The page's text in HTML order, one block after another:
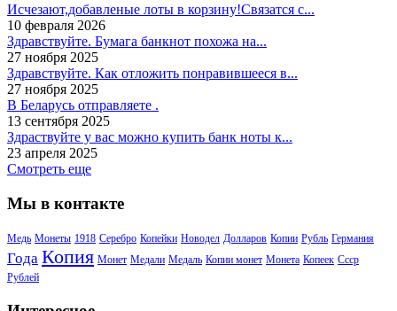
Исчезают,добавленые лоты в корзину!Связатся с...
10 февраля 2026
Здравствуйте. Бумага банкнот похожа на...
27 ноября 2025
Здравствуйте. Как отложить понравившееся в...
27 ноября 2025
В Беларусь отправляете .
13 сентября 2025
Здраствуйте у вас можно купить банк ноты к...
23 апреля 2025
Смотреть еще
Мы в контакте
Медь Монеты 1918 Серебро Копейки Новодел Долларов Копии Рубль Германия
Года Копия Монет Медали Медаль Копии монет Монета Копеек Ссср
Рублей